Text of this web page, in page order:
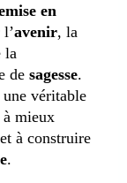
en
avenir, la
la
de sagesse.
véritable
à mieux
à construire
.